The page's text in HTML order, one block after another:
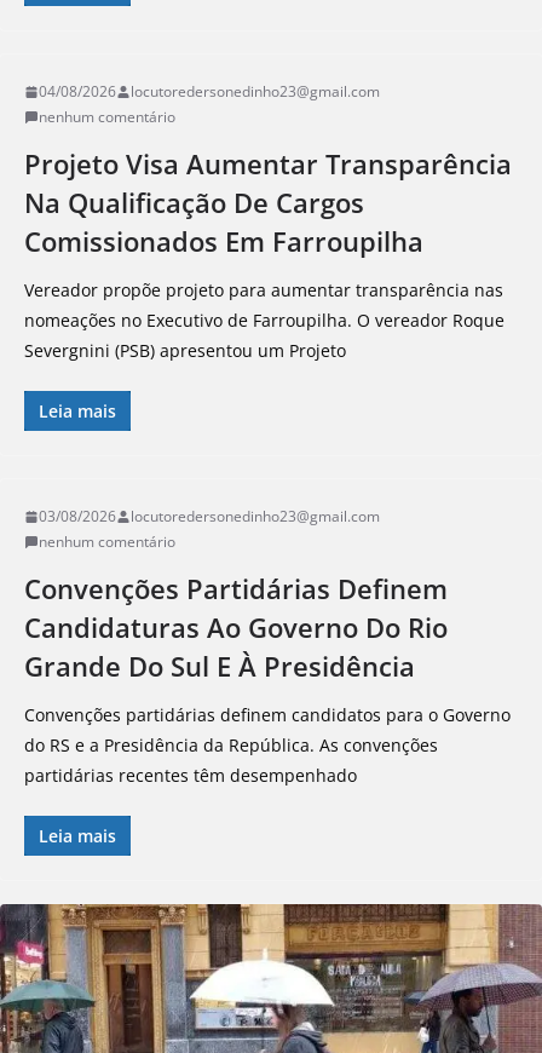
04/08/2026
locutoredersonedinho23@gmail.com
nenhum comentário
Projeto Visa Aumentar Transparência
Na Qualificação De Cargos
Comissionados Em Farroupilha
Vereador propõe projeto para aumentar transparência nas
nomeações no Executivo de Farroupilha. O vereador Roque
Severgnini (PSB) apresentou um Projeto
Leia mais
03/08/2026
locutoredersonedinho23@gmail.com
nenhum comentário
Convenções Partidárias Definem
Candidaturas Ao Governo Do Rio
Grande Do Sul E À Presidência
Convenções partidárias definem candidatos para o Governo
do RS e a Presidência da República. As convenções
partidárias recentes têm desempenhado
Leia mais